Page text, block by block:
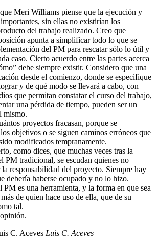
Meri Williams piense que la ejecución y
sin ellas no existirían los
del trabajo realizado. Creo que
apunta a simplificar todo lo que se
del PM para rescatar sólo lo útil y
caso. Cierto acuerdo entre las partes acerca
debe siempre existir. Considero que una
desde el comienzo, donde se especifique
y de qué modo se llevará a cabo, con
que permitan constatar el curso del trabajo,
una pérdida de tiempo, pueden ser un
mismo.
proyectos fracasan, porque se
objetivos o se siguen caminos erróneos que
modificados tempranamente.
como dices, que muchas veces tras la
PM tradicional, se escudan quienes no
responsabilidad del proyecto. Siempre hay
debería haberse ocupado y no lo hizo.
PM es una herramienta, y la forma en que sea
de quien hace uso de ella, que de su
tal.
Luis C. Aceves